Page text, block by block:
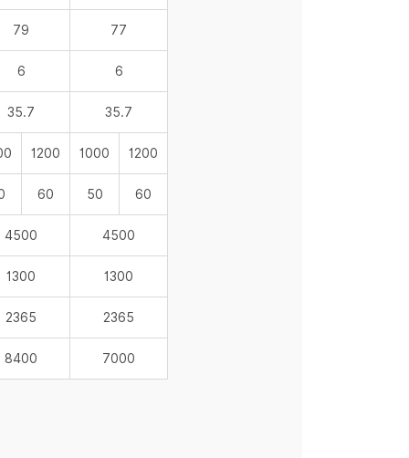
79 77
6 6
35.7 35.7
1200 1000 1200
60 50 60
4500 4500
1300 1300
2365 2365
8400 7000